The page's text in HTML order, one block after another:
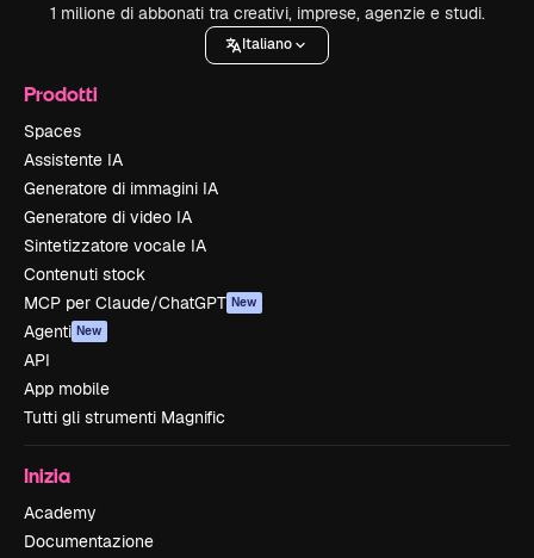
1 milione di abbonati tra creativi, imprese, agenzie e studi.
Italiano
Prodotti
Spaces
Assistente IA
Generatore di immagini IA
Generatore di video IA
Sintetizzatore vocale IA
Contenuti stock
MCP per Claude/ChatGPT New
Agenti New
API
App mobile
Tutti gli strumenti Magnific
Inizia
Academy
Documentazione